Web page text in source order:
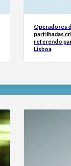
Operadores
partilhadas
referendo
Lisboa